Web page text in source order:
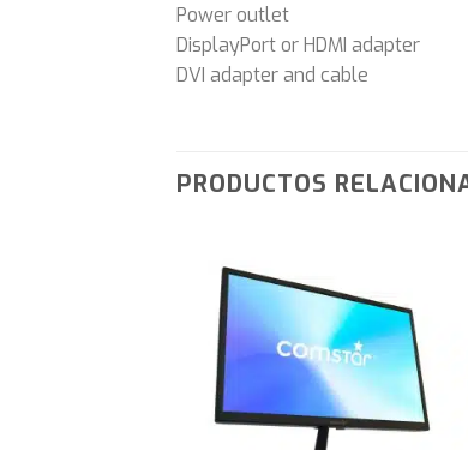
Power outlet
DisplayPort or HDMI adapter
DVI adapter and cable
PRODUCTOS